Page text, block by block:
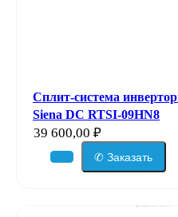
Сплит-система
Siena DC RTSI-09HN8
39 600,00 ₽
✆ Заказать